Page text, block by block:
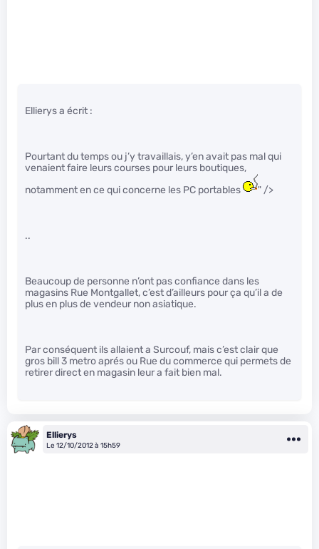
Ellierys a écrit :
Pourtant du temps ou j’y travaillais, y’en avait pas mal qui
venaient faire leurs courses pour leurs boutiques,
notamment en ce qui concerne les PC portables
" />
..
Beaucoup de personne n’ont pas confiance dans les
magasins Rue Montgallet, c’est d’ailleurs pour ça qu’il a de
plus en plus de vendeur non asiatique.
Par conséquent ils allaient a Surcouf, mais c’est clair que
gros bill 3 metro aprés ou Rue du commerce qui permets de
retirer direct en magasin leur a fait bien mal.
Ellierys
Le 12/10/2012 à 15h59